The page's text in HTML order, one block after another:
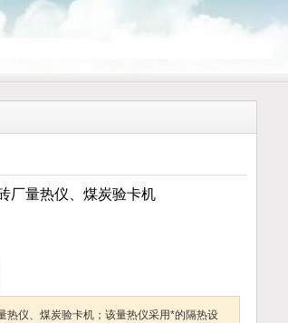
厂量热仪、煤炭验卡机
热仪、煤炭验卡机；该量热仪采用*的隔热设